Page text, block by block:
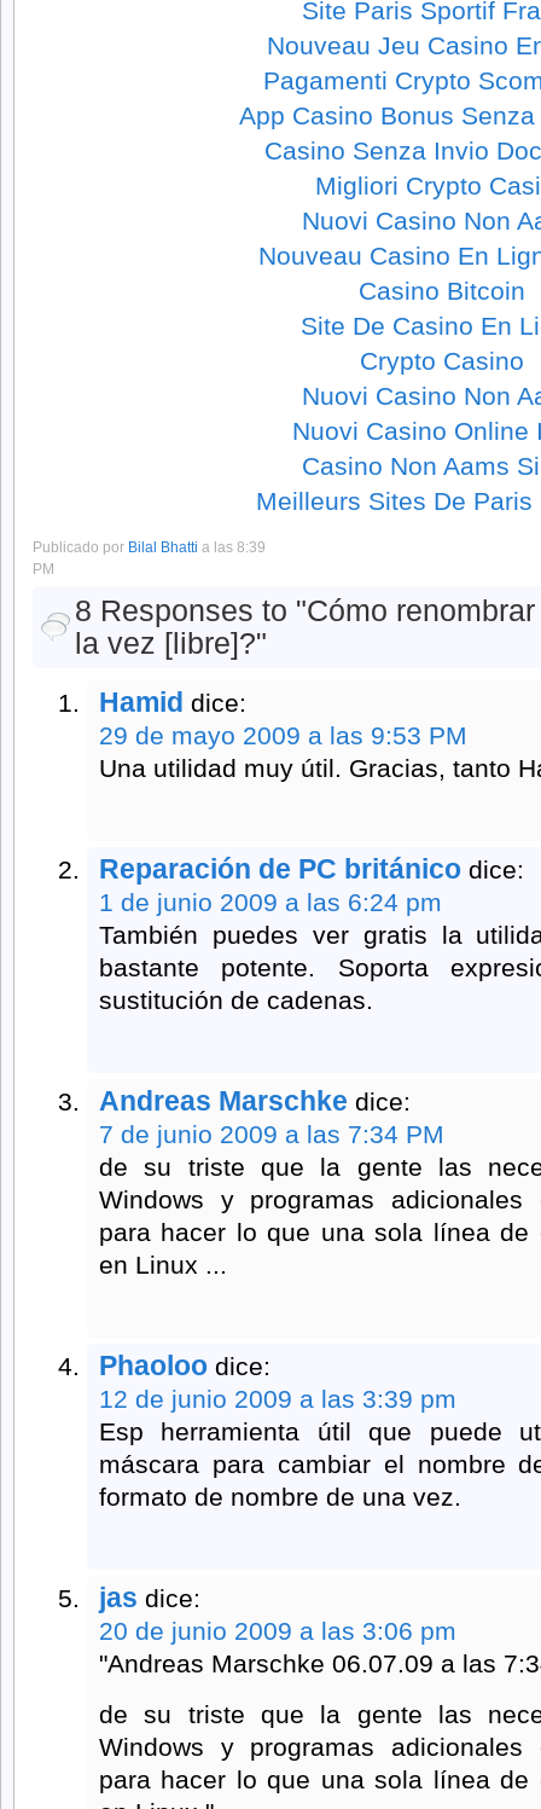
Site Paris Sportif
Nouveau Jeu Casino
Pagamenti Crypto
App Casino Bonus
Casino Senza Invio
Migliori Crypto
Nuovi Casino Non
Nouveau Casino En
Casino Bitcoin
Site De Casino En
Crypto Casino
Nuovi Casino Non
Nuovi Casino Online
Casino Non Aams
Meilleurs Sites De Paris
Publicado por Bilal Bhatti a las 8:39
PM
8 Responses to "Cómo
la vez [libre]?"
Hamid dice:
29 de mayo 2009 a las 9:53 PM
Una utilidad muy útil. Gracias, tanto
Reparación de PC británico dice:
1 de junio 2009 a las 6:24 pm
También puedes ver gratis la
bastante potente.
Soporta
sustitución de cadenas.
Andreas Marschke dice:
7 de junio 2009 a las 7:34 PM
de su triste que la gente las
Windows y programas adicionales
para hacer lo que una sola línea de
en Linux ...
Phaoloo dice:
12 de junio 2009 a las 3:39 pm
Esp herramienta útil que puede
máscara para cambiar el nombre
formato de nombre de una vez.
jas dice:
20 de junio 2009 a las 3:06 pm
"Andreas Marschke 06.07.09 a las
de su triste que la gente las
Windows y programas adicionales
para hacer lo que una sola línea de